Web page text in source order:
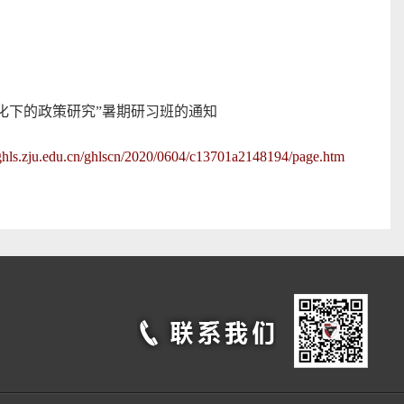
的政策研究”暑期研习班的通知
ghlscn/2020/0604/c13701a2148194/page.htm